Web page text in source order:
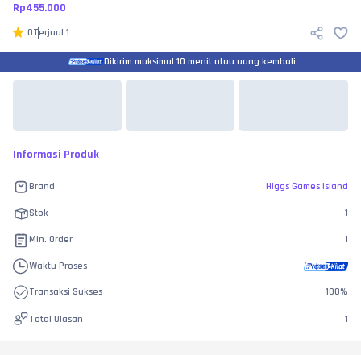
Rp455.000
0Terjual 1
Dikirim maksimal 10 menit atau uang kembali
Informasi Produk
Brand Higgs Games Island
Stok 1
Min. Order 1
Waktu Proses
Transaksi Sukses 100%
Total Ulasan 1